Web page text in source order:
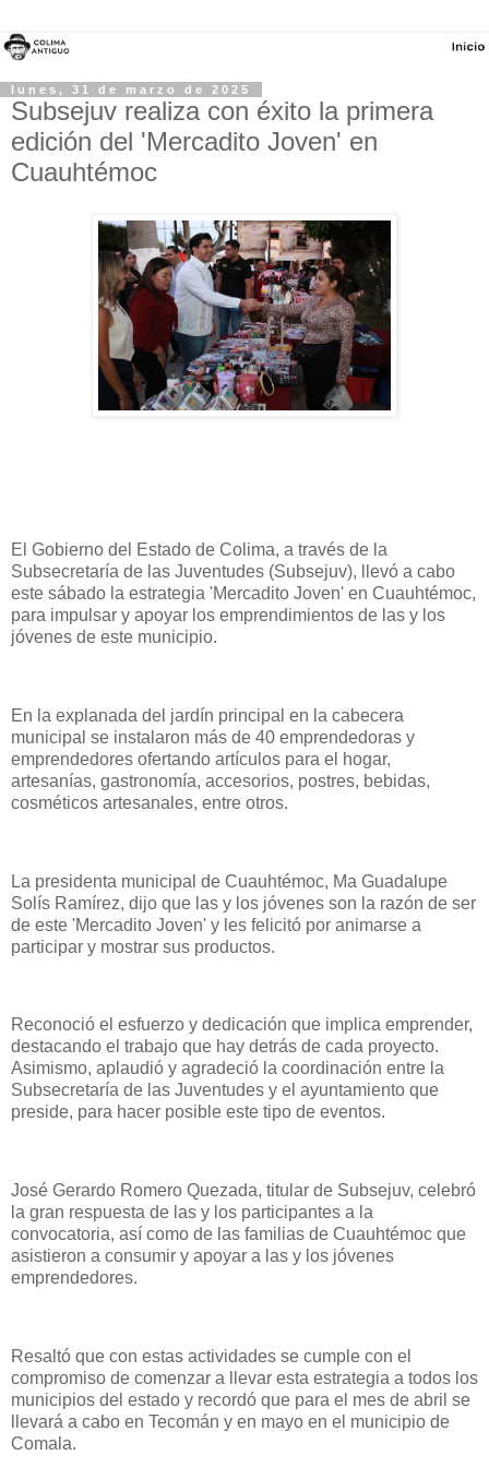
lunes, 31 de marzo de 2025
Subsejuv realiza con éxito la primera
edición del 'Mercadito Joven' en
Cuauhtémoc
El Gobierno del Estado de Colima, a través de la
Subsecretaría de las Juventudes (Subsejuv), llevó a cabo
este sábado la estrategia 'Mercadito Joven' en Cuauhtémoc,
para impulsar y apoyar los emprendimientos de las y los
jóvenes de este municipio.
En la explanada del jardín principal en la cabecera
municipal se instalaron más de 40 emprendedoras y
emprendedores ofertando artículos para el hogar,
artesanías, gastronomía, accesorios, postres, bebidas,
cosméticos artesanales, entre otros.
La presidenta municipal de Cuauhtémoc, Ma Guadalupe
Solís Ramírez, dijo que las y los jóvenes son la razón de ser
de este 'Mercadito Joven' y les felicitó por animarse a
participar y mostrar sus productos.
Reconoció el esfuerzo y dedicación que implica emprender,
destacando el trabajo que hay detrás de cada proyecto.
Asimismo, aplaudió y agradeció la coordinación entre la
Subsecretaría de las Juventudes y el ayuntamiento que
preside, para hacer posible este tipo de eventos.
José Gerardo Romero Quezada, titular de Subsejuv, celebró
la gran respuesta de las y los participantes a la
convocatoria, así como de las familias de Cuauhtémoc que
asistieron a consumir y apoyar a las y los jóvenes
emprendedores.
Resaltó que con estas actividades se cumple con el
compromiso de comenzar a llevar esta estrategia a todos los
municipios del estado y recordó que para el mes de abril se
llevará a cabo en Tecomán y en mayo en el municipio de
Comala.